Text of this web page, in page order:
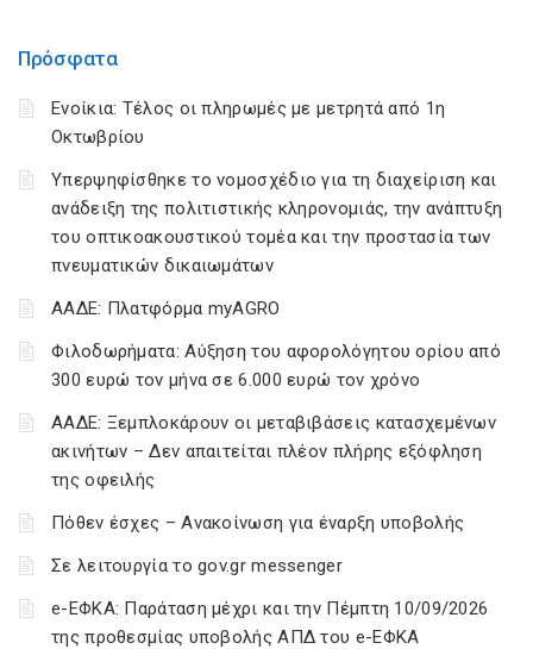
Πρόσφατα
Ενοίκια: Τέλος οι πληρωμές με μετρητά από 1η
Οκτωβρίου
Υπερψηφίσθηκε το νομοσχέδιο για τη διαχείριση και
ανάδειξη της πολιτιστικής κληρονομιάς, την ανάπτυξη
του οπτικοακουστικού τομέα και την προστασία των
πνευματικών δικαιωμάτων
ΑΑΔΕ: Πλατφόρμα myAGRO
Φιλοδωρήματα: Αύξηση του αφορολόγητου ορίου από
300 ευρώ τον μήνα σε 6.000 ευρώ τον χρόνο
ΑΑΔΕ: Ξεμπλοκάρουν οι μεταβιβάσεις κατασχεμένων
ακινήτων – Δεν απαιτείται πλέον πλήρης εξόφληση
της οφειλής
Πόθεν έσχες – Ανακοίνωση για έναρξη υποβολής
Σε λειτουργία το gov.gr messenger
e-ΕΦΚΑ: Παράταση μέχρι και την Πέμπτη 10/09/2026
της προθεσμίας υποβολής ΑΠΔ του e-ΕΦΚΑ